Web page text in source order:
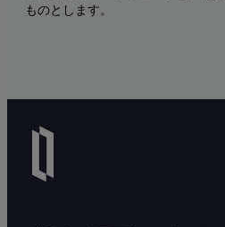
ものとします。